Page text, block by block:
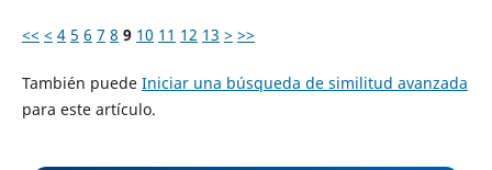
<< < 4 5 6 7 8 9 10 11 12 13 > >>
También puede Iniciar una búsqueda de similitud avanzada
para este artículo.